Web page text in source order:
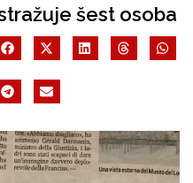
šest osoba